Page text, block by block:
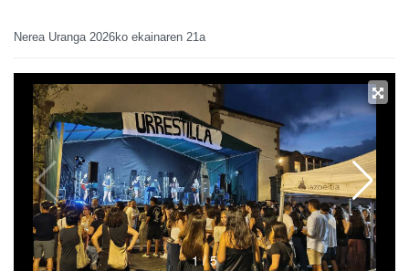
Nerea Uranga 2026ko ekainaren 21a